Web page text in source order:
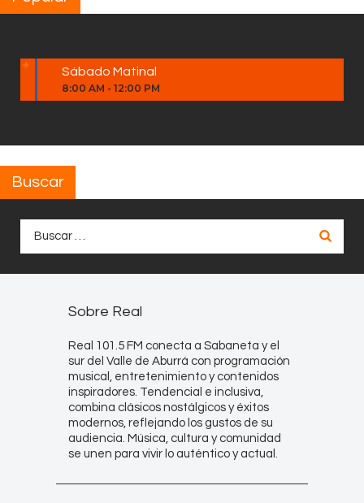
Sábado Matinal
8:00 AM - 12:00 PM
Buscar
Sobre Real
Real 101.5 FM conecta a Sabaneta y el
sur del Valle de Aburrá con programación
musical, entretenimiento y contenidos
inspiradores. Tendencial e inclusiva,
combina clásicos nostálgicos y éxitos
modernos, reflejando los gustos de su
audiencia. Música, cultura y comunidad
se unen para vivir lo auténtico y actual.